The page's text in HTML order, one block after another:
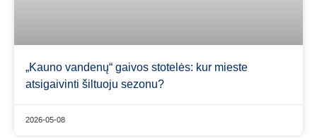
„Kauno vandenų“ gaivos stotelės: kur mieste
atsigaivinti šiltuoju sezonu?
2026-05-08